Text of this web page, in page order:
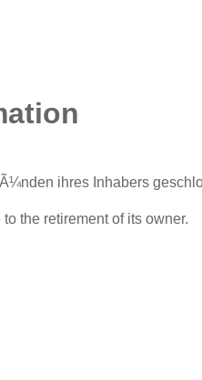
ihres Inhabers
the retirement of its owner.